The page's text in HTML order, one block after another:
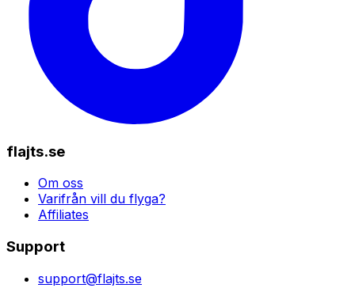
flajts.se
Om oss
Varifrån vill du flyga?
Affiliates
Support
support@flajts.se